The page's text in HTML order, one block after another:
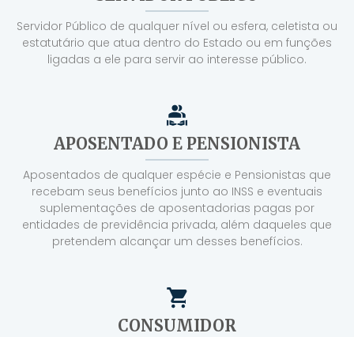
Servidor Público de qualquer nível ou esfera, celetista ou
estatutário que atua dentro do Estado ou em funções
ligadas a ele para servir ao interesse público.
APOSENTADO E PENSIONISTA
Aposentados de qualquer espécie e Pensionistas que
recebam seus benefícios junto ao INSS e eventuais
suplementações de aposentadorias pagas por
entidades de previdência privada, além daqueles que
pretendem alcançar um desses benefícios.
CONSUMIDOR